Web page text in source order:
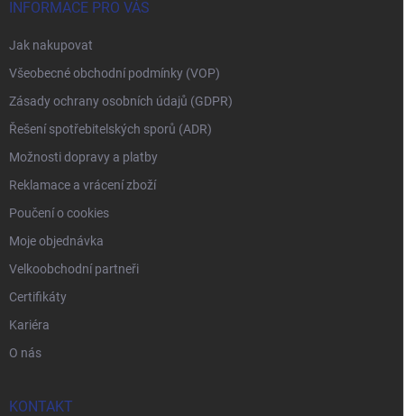
INFORMACE PRO VÁS
Jak nakupovat
Všeobecné obchodní podmínky (VOP)
Zásady ochrany osobních údajů (GDPR)
Řešení spotřebitelských sporů (ADR)
Možnosti dopravy a platby
Reklamace a vrácení zboží
Poučení o cookies
Moje objednávka
Velkoobchodní partneři
Certifikáty
Kariéra
O nás
KONTAKT